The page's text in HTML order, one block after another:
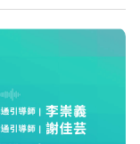
何轉型突圍？ 本
灣執行長林宏
生活與女力創業的
」轉型為「社區
「女性專屬、零
！驚豔醫學界的